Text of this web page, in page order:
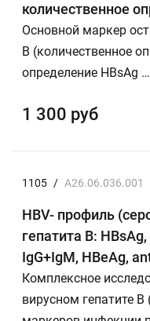
количественное
Основной маркер
В (количественное
определение HBsAg …
1 300 руб
1105 / A26.06.036.001
HBV- профиль
гепатита В:
IgG+IgМ, HBeAg,
Комплексное
вирусном гепатите